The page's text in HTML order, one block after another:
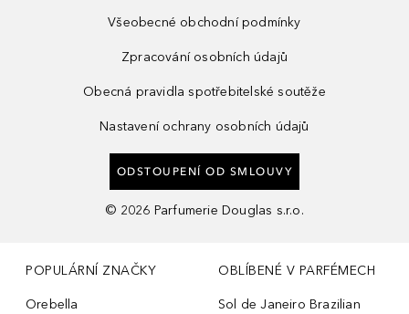
Všeobecné obchodní podmínky
Zpracování osobních údajů
Obecná pravidla spotřebitelské soutěže
Nastavení ochrany osobních údajů
ODSTOUPENÍ OD SMLOUVY
© 2026 Parfumerie Douglas s.r.o.
POPULÁRNÍ ZNAČKY
Orebella
OBLÍBENÉ V PARFÉMECH
Sol de Janeiro Brazilian